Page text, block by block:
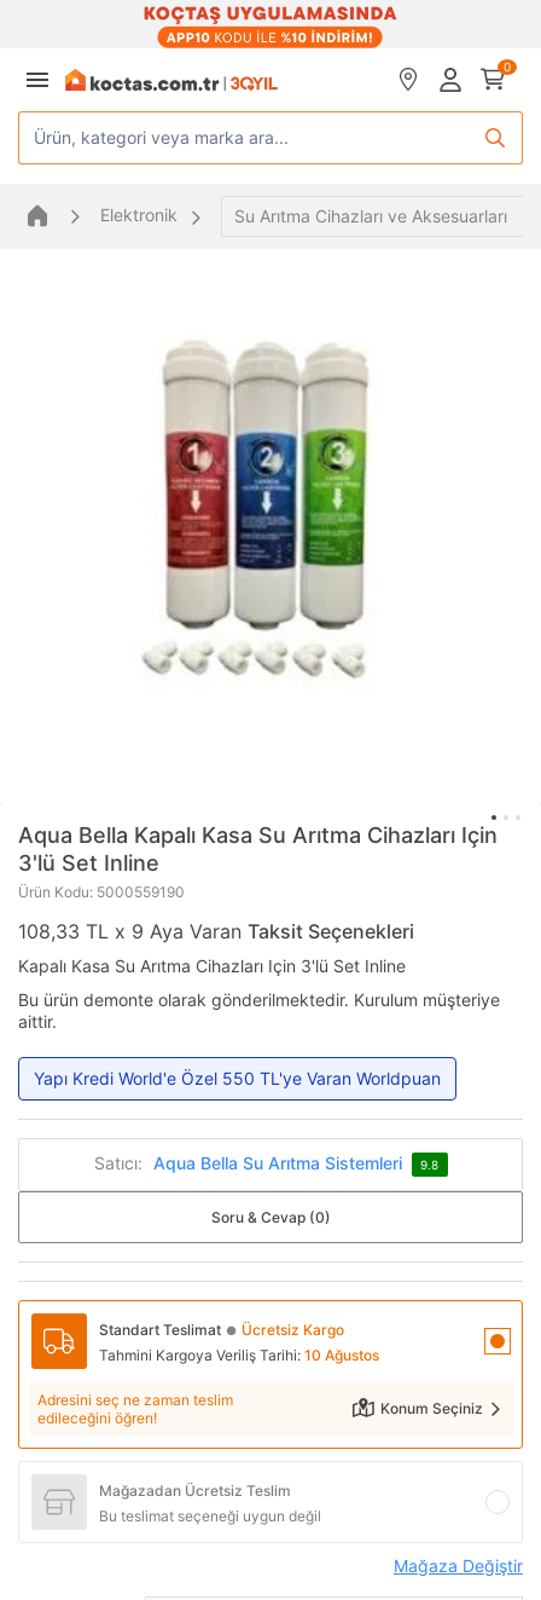
0
Ürün, kategori veya marka ara...
Elektronik Su Arıtma Cihazları ve Aksesuarları
Aqua Bella Kapalı Kasa Su Arıtma Cihazları Için
3'lü Set Inline
Ürün Kodu: 5000559190
108,33 TL x 9 Aya Varan Taksit Seçenekleri
Kapalı Kasa Su Arıtma Cihazları Için 3'lü Set Inline
Bu ürün demonte olarak gönderilmektedir. Kurulum müşteriye
aittir.
Yapı Kredi World'e Özel 550 TL'ye Varan Worldpuan
Satıcı: Aqua Bella Su Arıtma Sistemleri 9.8
Soru & Cevap (0)
Standart Teslimat ● Ücretsiz Kargo
Tahmini Kargoya Veriliş Tarihi: 10 Ağustos
Adresini seç ne zaman teslim
edileceğini öğren!
Konum Seçiniz
Mağazadan Ücretsiz Teslim
Bu teslimat seçeneği uygun değil
Mağaza Değiştir